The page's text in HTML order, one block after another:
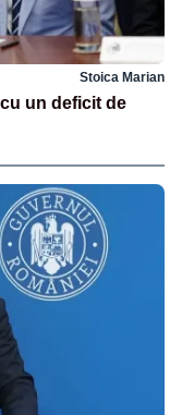
Stoica Marian
un deficit de